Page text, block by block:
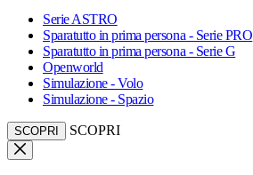
Serie ASTRO
Sparatutto in prima persona - Serie PRO
Sparatutto in prima persona - Serie G
Openworld
Simulazione - Volo
Simulazione - Spazio
SCOPRI SCOPRI